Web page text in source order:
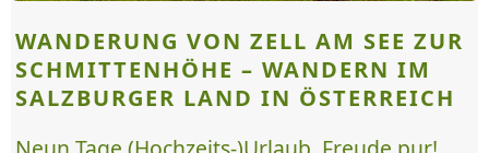
WANDERUNG VON ZELL AM SEE ZUR
SCHMITTENHÖHE – WANDERN IM
SALZBURGER LAND IN ÖSTERREICH